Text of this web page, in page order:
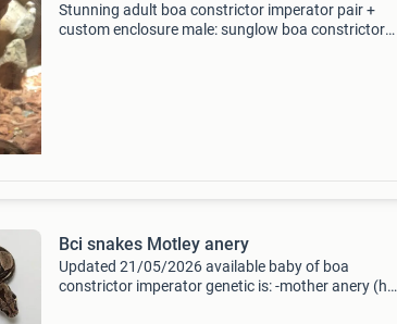
Stunning adult boa constrictor imperator pair +
custom enclosure male: sunglow boa constrictor
Bci snakes Motley anery
Updated 21/05/2026 available baby of boa
constrictor imperator genetic is: -mother anery (het